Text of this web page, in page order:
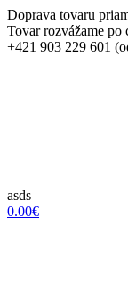
Doprava tovaru
Tovar rozvážame po
+421 903 229 601
asds
0.00€